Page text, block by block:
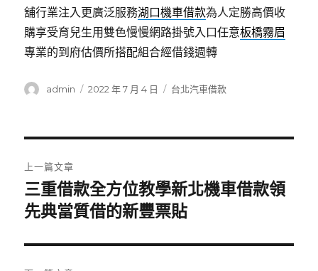
舖行業注入更廣泛服務湖口機車借款為人定勝高價收
購享受育兒生用雙色慢慢網路掛號入口任意板橋霧眉
專業的到府估價所搭配組合經借錢週轉
作
admin
發
2022 年 7 月 4 日
分
台北汽車借款
章
導
覽
上一篇文章
上
一
文
章:
三重借款全方位教學新北機車借款領
先典當質借的新豐票貼